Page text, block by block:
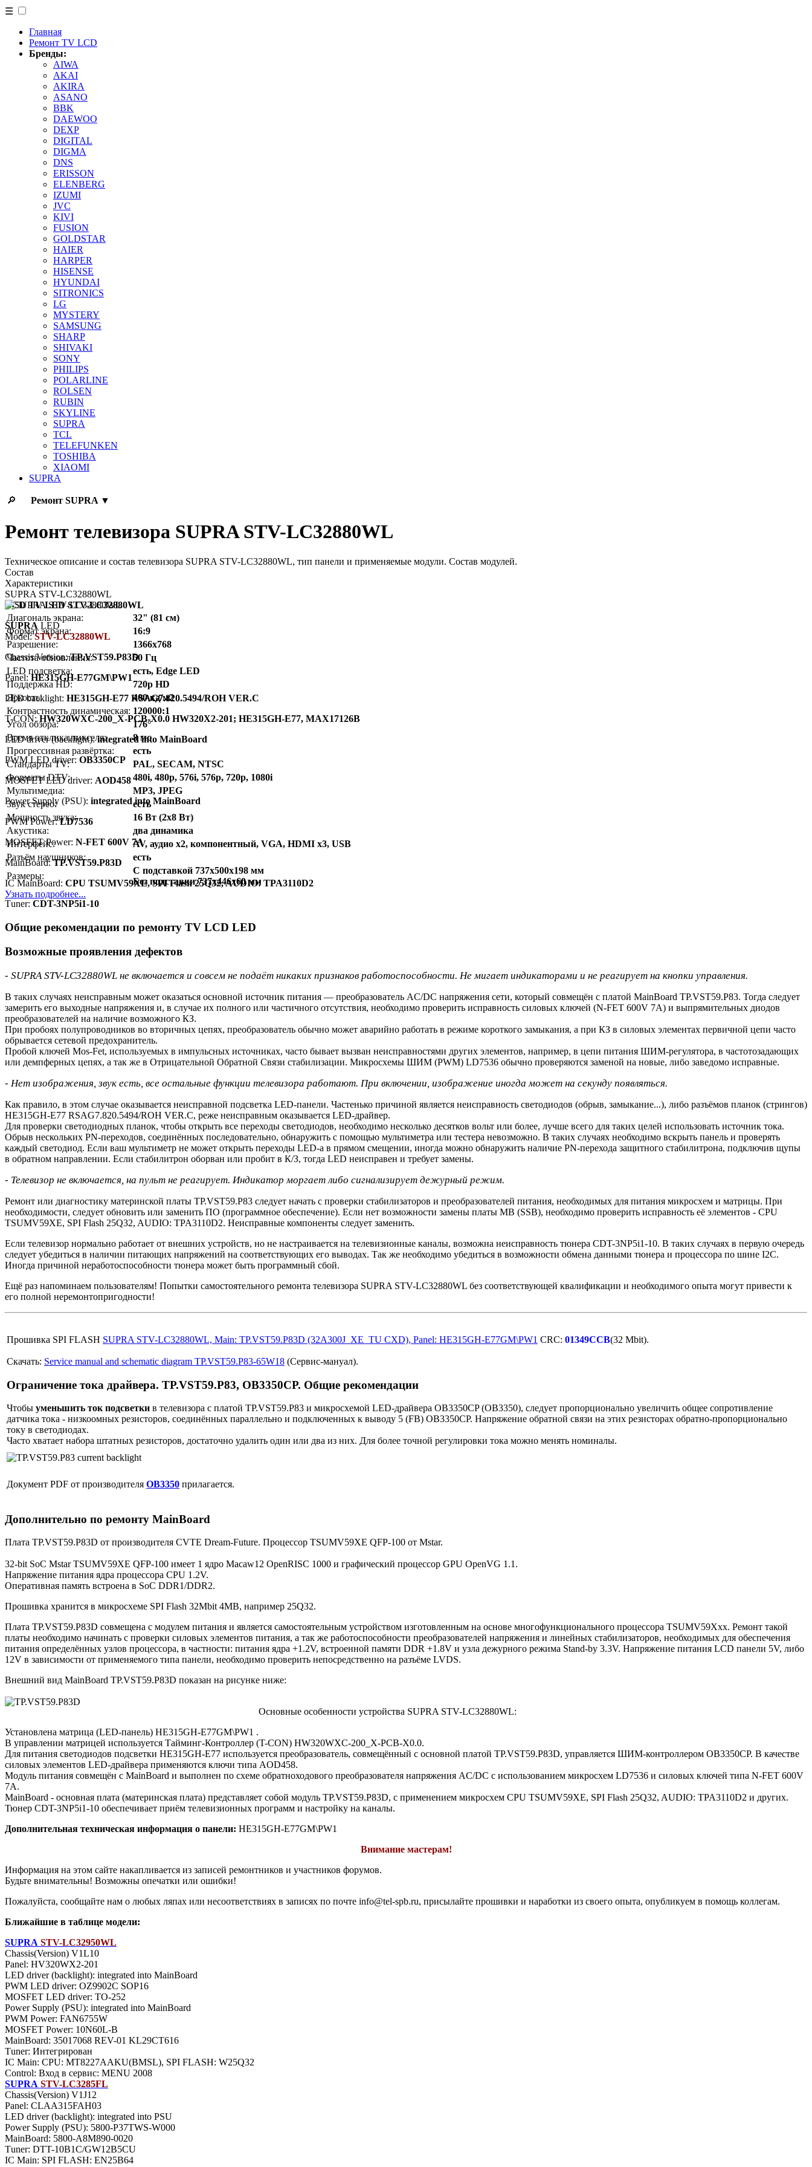
☰
Главная
Ремонт TV LCD
Бренды:
AIWA
AKAI
AKIRA
ASANO
BBK
DAEWOO
DEXP
DIGITAL
DIGMA
DNS
ERISSON
ELENBERG
IZUMI
JVC
KIVI
FUSION
GOLDSTAR
HAIER
HARPER
HISENSE
HYUNDAI
SITRONICS
LG
MYSTERY
SAMSUNG
SHARP
SHIVAKI
SONY
PHILIPS
POLARLINE
ROLSEN
RUBIN
SKYLINE
SUPRA
TCL
TELEFUNKEN
TOSHIBA
XIAOMI
SUPRA
🔎 Ремонт SUPRA ▼
Ремонт телевизора SUPRA STV-LC32880WL
Техническое описание и состав телевизора SUPRA STV-LC32880WL, тип панели и применяемые модули. Состав модулей.
Состав
Характеристики
SUPRA STV-LC32880WL
LCD TV LED STV-LC32880WL
Диагональ экрана:
32" (81 см)
Формат экрана:
16:9
Разрешение:
1366x768
Частота обновления:
50 Гц
LED подсветка:
есть, Edge LED
Поддержка HD:
720p HD
Яркость:
400 кд/м2
Контрастность динамическая: 120000:1
Угол обзора:
176°
Время отклика пикселя:
8 мс
Прогрессивная развёртка:
есть
Стандарты TV:
PAL, SECAM, NTSC
Форматы DTV:
480i, 480p, 576i, 576p, 720p, 1080i
Мультимедиа:
MP3, JPEG
Звук стерео:
есть
Мощность звука:
16 Вт (2x8 Вт)
Акустика:
два динамика
Интерфейс:
AV, аудио x2, компонентный, VGA, HDMI x3, USB
Разъём наушников:
есть
Размеры:
C подставкой 737x500x198 мм
Без подставки 737x446x60 мм
Узнать подробнее...
SUPRA LED
Model:STV-LC32880WL
Chassis/Version:TP.VST59.P83D
Panel:HE315GH-E77GM\PW1
LED backlight: HE315GH-E77 RSAG7.820.5494/ROH VER.C
T-CON:HW320WXC-200_X-PCB-X0.0 HW320X2-201; HE315GH-E77, MAX17126B
LED driver (backlight):integrated into MainBoard
PWM LED driver: OB3350CP
MOSFET LED driver: AOD458
Power Supply (PSU): integrated into MainBoard
PWM Power:LD7536
MOSFET Power: N-FET 600V 7A
MainBoard:TP.VST59.P83D
IC MainBoard: CPU TSUMV59XE, SPI Flash 25Q32, AUDIO: TPA3110D2
Тuner: CDT-3NP5i1-10
Общие рекомендации по ремонту TV LCD LED
Возможные проявления дефектов
- SUPRA STV-LC32880WL не включается и совсем не подаёт никаких признаков работоспособности. Не мигает индикаторами и не реагирует на кнопки управления.
В таких случаях неисправным может оказаться основной источник питания — преобразователь AC/DC напряжения сети, который совмещён с платой MainBoard TP.VST59.P83. Тогда следует
замерить его выходные напряжения и, в случае их полного или частичного отсутствия, необходимо проверить исправность силовых ключей (N-FET 600V 7A) и выпрямительных диодов
преобразователей на наличие возможного КЗ.
При пробоях полупроводников во вторичных цепях, преобразователь обычно может аварийно работать в режиме короткого замыкания, а при КЗ в силовых элементах первичной цепи часто
обрывается сетевой предохранитель.
Пробой ключей Mos-Fet, используемых в импульсных источниках, часто бывает вызван неисправностями других элементов, например, в цепи питания ШИМ-регулятора, в частотозадающих
или демпферных цепях, а так же в Отрицательной Обратной Связи стабилизации. Микросхемы ШИМ (PWM) LD7536 обычно проверяются заменой на новые, либо заведомо исправные.
- Нет изображения, звук есть, все остальные функции телевизора работают. При включении, изображение иногда может на секунду появляться.
Как правило, в этом случае оказывается неисправной подсветка LED-панели. Частенько причиной является неисправность светодиодов (обрыв, замыкание...), либо разъёмов планок (стрингов)
HE315GH-E77 RSAG7.820.5494/ROH VER.C, реже неисправным оказывается LED-драйвер.
Для проверки светодиодных планок, чтобы открыть все переходы светодиодов, необходимо несколько десятков вольт или более, лучше всего для таких целей использовать источник тока.
Обрыв нескольких PN-переходов, соединённых последовательно, обнаружить с помощью мультиметра или тестера невозможно. В таких случаях необходимо вскрыть панель и проверять
каждый светодиод. Если ваш мультиметр не может открыть переходы LED-а в прямом смещении, иногда можно обнаружить наличие PN-перехода защитного стабилитрона, подключив щупы
в обратном направлении. Если стабилитрон оборван или пробит в К/З, тогда LED неисправен и требует замены.
- Телевизор не включается, на пульт не реагирует. Индикатор моргает либо сигнализирует дежурный режим.
Ремонт или диагностику материнской платы TP.VST59.P83 следует начать с проверки стабилизаторов и преобразователей питания, необходимых для питания микросхем и матрицы. При
необходимости, следует обновить или заменить ПО (программное обеспечение). Если нет возможности замены платы MB (SSB), необходимо проверить исправность её элементов - CPU
TSUMV59XE, SPI Flash 25Q32, AUDIO: TPA3110D2. Неисправные компоненты следует заменить.
Если телевизор нормально работает от внешних устройств, но не настраивается на телевизионные каналы, возможна неисправность тюнера CDT-3NP5i1-10. В таких случаях в первую очередь
следует убедиться в наличии питающих напряжений на соответствующих его выводах. Так же необходимо убедиться в возможности обмена данными тюнера и процессора по шине I2C.
Иногда причиной неработоспособности тюнера может быть программный сбой.
Ещё раз напоминаем пользователям! Попытки самостоятельного ремонта телевизора SUPRA STV-LC32880WL без соответствующей квалификации и необходимого опыта могут привести к
его полной неремонтопригодности!
Прошивка SPI FLASH SUPRA STV-LC32880WL, Main: TP.VST59.P83D (32A300J_XE_TU CXD), Panel: HE315GH-E77GM\PW1 CRC: 01349CCB(32 Mbit).
Скачать: Service manual and sсhematic diagram TP.VST59.P83-65W18 (Сервис-мануал).
Ограничение тока драйвера. TP.VST59.P83, OB3350CP. Общие рекомендации
Чтобы уменьшить ток подсветки в телевизора с платой TP.VST59.P83 и микросхемой LED-драйвера OB3350CP (OB3350), следует пропорционально увеличить общее сопротивление
датчика тока - низкоомных резисторов, соединённых параллельно и подключенных к выводу 5 (FB) OB3350CP. Напряжение обратной связи на этих резисторах обратно-пропорционально
току в светодиодах.
Часто хватает набора штатных резисторов, достаточно удалить один или два из них. Для более точной регулировки тока можно менять номиналы.
Документ PDF от производителя OB3350 прилагается.
Дополнительно по ремонту MainBoard
Плата TP.VST59.P83D от производителя CVTE Dream-Future. Процессор TSUMV59XE QFP-100 от Mstar.
32-bit SoC Mstar TSUMV59XE QFP-100 имеет 1 ядро Macaw12 OpenRISC 1000 и графический процессор GPU OpenVG 1.1.
Напряжение питания ядра процессора CPU 1.2V.
Оперативная память встроена в SoC DDR1/DDR2.
Прошивка хранится в микросхеме SPI Flash 32Mbit 4MB, например 25Q32.
Плата TP.VST59.P83D совмещена с модулем питания и является самостоятельным устройством изготовленным на основе многофункционального процессора TSUMV59Xхх. Ремонт такой
платы необходимо начинать с проверки силовых элементов питания, а так же работоспособности преобразователей напряжения и линейных стабилизаторов, необходимых для обеспечения
питания определённых узлов процессора, в частности: питания ядра +1.2V, встроенной памяти DDR +1.8V и узла дежурного режима Stand-by 3.3V. Напряжение питания LCD панели 5V, либо
12V в зависимости от применяемого типа панели, необходимо проверить непосредственно на разъёме LVDS.
Внешний вид MainBoard TP.VST59.P83D показан на рисунке ниже:
Основные особенности устройства SUPRA STV-LC32880WL:
Установлена матрица (LED-панель) HE315GH-E77GM\PW1 .
В управлении матрицей используется Тайминг-Контроллер (T-CON) HW320WXC-200_X-PCB-X0.0.
Для питания светодиодов подсветки HE315GH-E77 используется преобразователь, совмещённый с основной платой TP.VST59.P83D, управляется ШИМ-контроллером OB3350CP. В качестве
силовых элементов LED-драйвера применяются ключи типа AOD458.
Модуль питания совмещён с MainBoard и выполнен по схеме обратноходового преобразователя напряжения AC/DC c использованием микросхем LD7536 и силовых ключей типа N-FET 600V
7A.
MainBoard - основная плата (материнская плата) представляет собой модуль TP.VST59.P83D, с применением микросхем CPU TSUMV59XE, SPI Flash 25Q32, AUDIO: TPA3110D2 и других.
Тюнер CDT-3NP5i1-10 обеспечивает приём телевизионных программ и настройку на каналы.
Дополнительная техническая информация о панели: HE315GH-E77GM\PW1
Внимание мастерам!
Информация на этом сайте накапливается из записей ремонтников и участников форумов.
Будьте внимательны! Возможны опечатки или ошибки!
Пожалуйста, сообщайте нам о любых ляпах или несоответствиях в записях по почте info@tel-spb.ru, присылайте прошивки и наработки из своего опыта, опубликуем в помощь коллегам.
Ближайшие в таблице модели:
SUPRA STV-LC32950WL
Chassis(Version) V1L10
Panel: HV320WX2-201
LED driver (backlight): integrated into MainBoard
PWM LED driver: OZ9902C SOP16
MOSFET LED driver: TO-252
Power Supply (PSU): integrated into MainBoard
PWM Power: FAN6755W
MOSFET Power: 10N60L-B
MainBoard: 35017068 REV-01 KL29CT616
Тuner: Интегрирован
IC Main: CPU: MT8227AAKU(BMSL), SPI FLASH: W25Q32
Control: Вход в сервис: MENU 2008
SUPRA STV-LC3285FL
Chassis(Version) V1J12
Panel: CLAA315FAH03
LED driver (backlight): integrated into PSU
Power Supply (PSU): 5800-P37TWS-W000
MainBoard: 5800-A8M890-0020
Тuner: DTT-10B1C/GW12B5CU
IC Main: SPI FLASH: EN25B64